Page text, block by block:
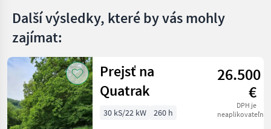
Další výsledky, které by vás mohly
zajímat:
Prejsť na
Quatrak
26.500
€
DPH je
neaplikovateľné
30 kS/22 kW 260 h